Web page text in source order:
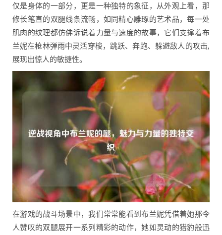
仅是身体的一部分，更是一种独特的象征，从外观上看，那
修长笔直的双腿线条流畅，如同精心雕琢的艺术品，每一处
肌肉的纹理都仿佛诉说着力量与速度的故事，它们支撑着布
兰妮在枪林弹雨中灵活穿梭，跳跃、奔跑、躲避敌人的攻击,
展现出惊人的敏捷性。
在游戏的战斗场景中，我们常常能看到布兰妮凭借着她那令
人赞叹的双腿展开一系列精彩的动作，她如灵动的猎豹般迅